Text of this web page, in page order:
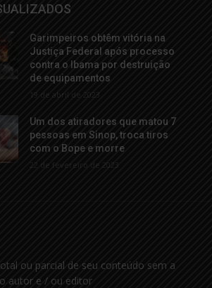
Garimpeiros obtêm vitória na
Justiça Federal após processo
contra o Ibama por destruição
de equipamentos
19 de abril de 2023
Um dos atiradores que matou 7
pessoas em Sinop, troca tiros
com o Bope e morre
22 de fevereiro de 2023
ou parcial de seu conteúdo sem a
autor e / ou editor